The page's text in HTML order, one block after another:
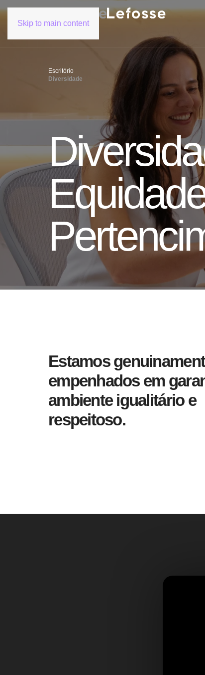
Skip to main content
Escritório
Diversidade
Estamos
empenhados em
ambiente igualitário e
respeitoso.